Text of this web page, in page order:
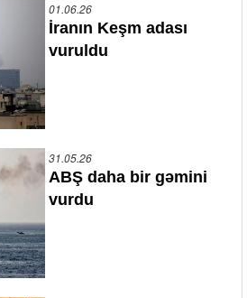
01.06.26
İranın Keşm adası
vuruldu
31.05.26
ABŞ daha bir gəmini
vurdu